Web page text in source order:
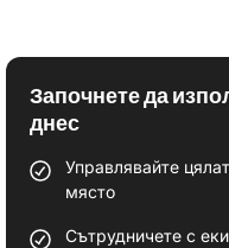
Започнете да
днес
Управлявайте
място
Сътрудничете с